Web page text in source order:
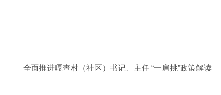
全面推进嘎查村（社区）书记、主任 “一肩挑”政策解读